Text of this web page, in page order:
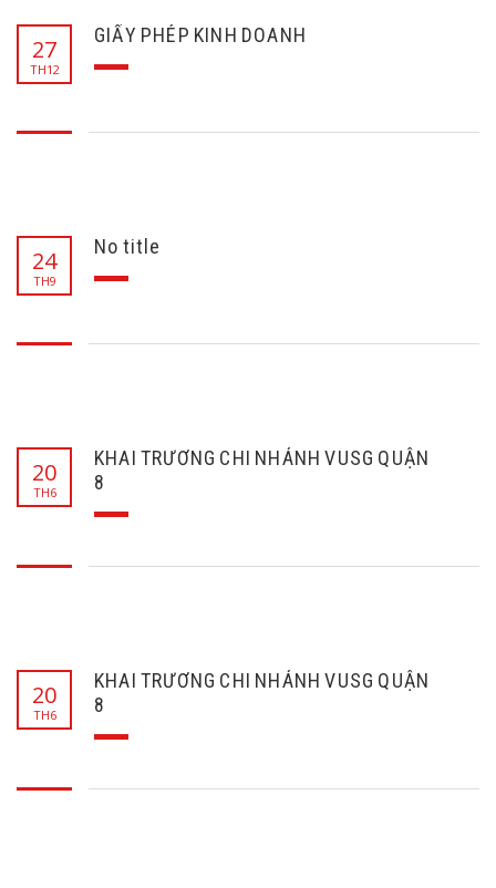
27
TH12
GIẤY PHÉP KINH DOANH
24
TH9
No title
20
TH6
KHAI TRƯƠNG CHI NHÁNH VUSG QUẬN
8
20
TH6
KHAI TRƯƠNG CHI NHÁNH VUSG QUẬN
8